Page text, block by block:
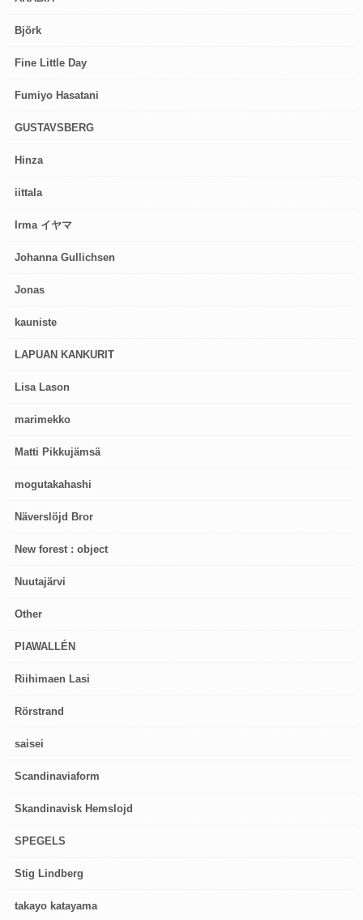
Björk
Fine Little Day
Fumiyo Hasatani
GUSTAVSBERG
Hinza
iittala
Irma イヤマ
Johanna Gullichsen
Jonas
kauniste
LAPUAN KANKURIT
Lisa Lason
marimekko
Matti Pikkujämsä
mogutakahashi
Näverslöjd Bror
New forest : object
Nuutajärvi
Other
PIAWALLÉN
Riihimaen Lasi
Rörstrand
saisei
Scandinaviaform
Skandinavisk Hemslojd
SPEGELS
Stig Lindberg
takayo katayama